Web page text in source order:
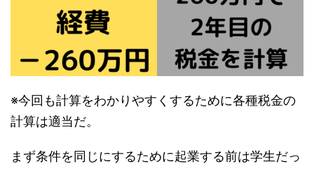
※今回も計算をわかりやすくするために各種税金の
計算は適当だ。
まず条件を同じにするために起業する前は学生だっ